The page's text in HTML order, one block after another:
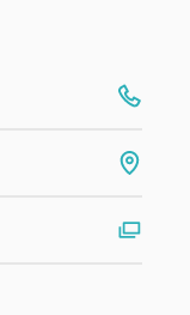
テル近隣に契約
着順でのご案内